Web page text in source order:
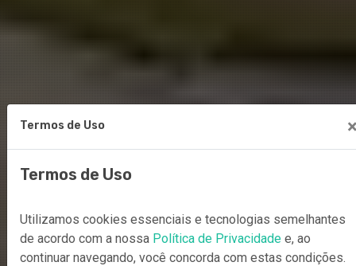
Termos de Uso
Termos de Uso
Utilizamos cookies essenciais e tecnologias semelhantes
de acordo com a nossa Política de Privacidade e, ao
continuar navegando, você concorda com estas condições.